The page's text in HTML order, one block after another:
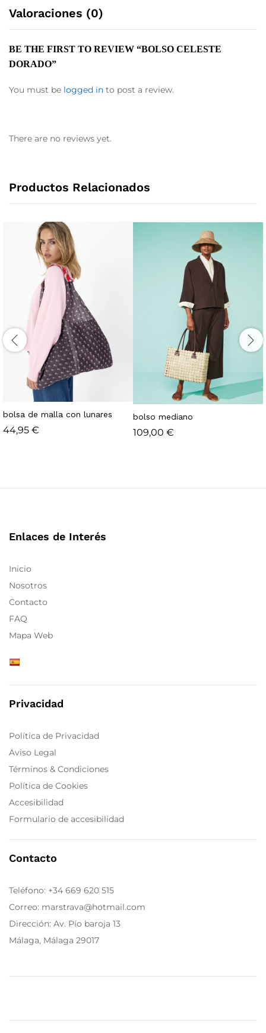
Valoraciones (0)
BE THE FIRST TO REVIEW “BOLSO CELESTE
DORADO”
You must be logged in to post a review.
There are no reviews yet.
Productos Relacionados
bolsa de malla con lunares
44,95 €
bolso mediano
109,00 €
Enlaces de Interés
Inicio
Nosotros
Contacto
FAQ
Mapa Web
Privacidad
Política de Privacidad
Aviso Legal
Términos & Condiciones
Política de Cookies
Accesibilidad
Formulario de accesibilidad
Contacto
Teléfono: +34 669 620 515
Correo: marstrava@hotmail.com
Dirección: Av. Pío baroja 13
Málaga, Málaga 29017